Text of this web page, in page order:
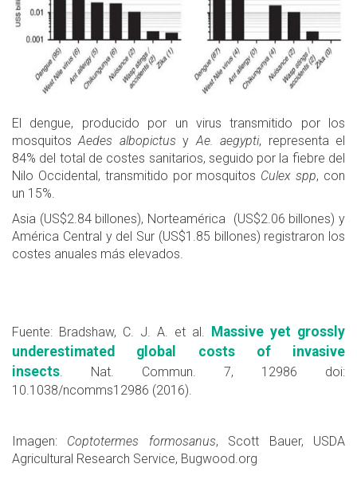
El dengue, producido por un virus transmitido por los
mosquitosAedes albopictus y Ae. aegypti, representa el
84% del total de costes sanitarios, seguido por la fiebre del
Nilo Occidental, transmitido por mosquitos Culex spp, con
un 15%.
Asia (US$2.84 billones), Norteamérica (US$2.06 billones) y
América Central y del Sur (US$1.85 billones) registraron los
costes anuales más elevados.
Fuente: Bradshaw, C. J. A. et al. Massive yet grossly
underestimated global costs of invasive
insects . Nat. Commun. 7, 12986 doi:
10.1038/ncomms12986 (2016).
Imagen: Coptotermes formosanus, Scott Bauer, USDA
Agricultural Research Service, Bugwood.org